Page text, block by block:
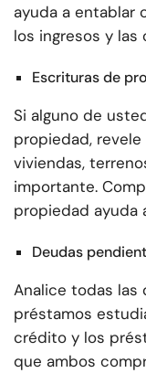
ayuda a entablar
los ingresos y las
Escrituras de
Si alguno de
propiedad,
viviendas,
importante.
propiedad ayuda
Deudas
Analice todas las
préstamos
crédito y los
que ambos